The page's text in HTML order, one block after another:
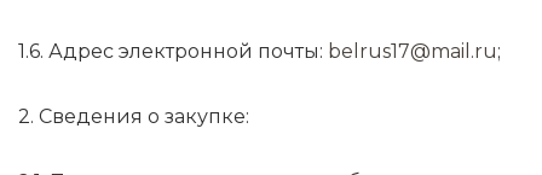
1.6. Адрес электронной почты: belrus17@mail.ru;
2. Сведения о закупке: